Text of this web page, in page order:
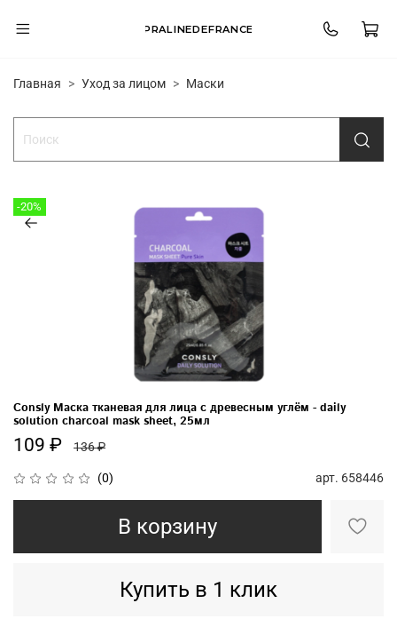
PRALINEDEFRANCE
Главная Уход за лицом Маски
-20%
(0) арт. 658446
Consly Маска тканевая для лица с древесным углём - daily
solution charcoal mask sheet, 25мл
109 ₽ 136 ₽
В корзину
Купить в 1 клик